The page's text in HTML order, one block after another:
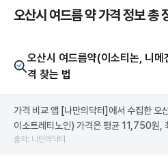
오산시 여드름 약 가격 정보 총
오산시 여드름약(이소티논, 니
격 찾는 법
가격 비교 앱 [나만의닥터] 에서 수집한 오
이소트레티노인) 가격은 평균 11,750원,
출처: 나만의닥터